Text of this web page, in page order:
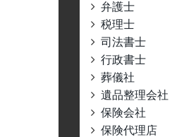
弁護士
税理士
司法書士
行政書士
葬儀社
遺品整理会社
保険会社
保険代理店